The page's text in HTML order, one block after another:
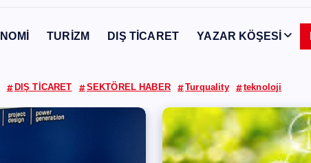
TURİZM DIŞ TİCARET YAZAR KÖŞESİ
DIŞ TİCARET SEKTÖREL HABER Turquality teknoloji